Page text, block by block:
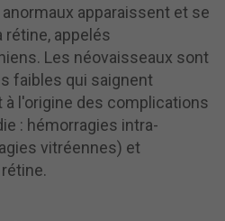
anormaux apparaissent et se
rétine, appelés
Les néovaisseaux sont
faibles qui saignent
l'origine des complications
: hémorragies intra-
vitréennes) et